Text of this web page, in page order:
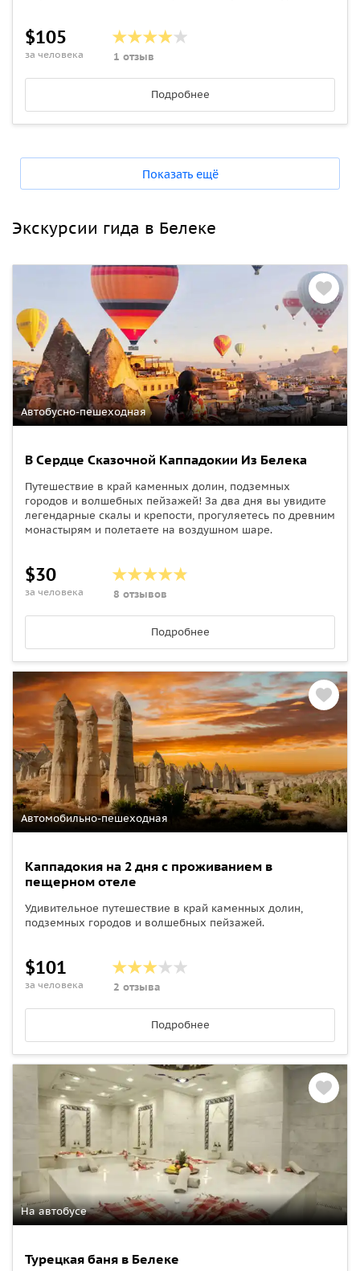
$105
за человека 1 отзыв
Подробнее
Показать ещё
Экскурсии гида в Белеке
Автобусно-пешеходная
В Cердце Cказочной Каппадокии Из Белека
Путешествие в край каменных долин, подземных
городов и волшебных пейзажей! За два дня вы увидите
легендарные скалы и крепости, прогуляетесь по древним
монастырям и полетаете на воздушном шаре.
$30
за человека 8 отзывов
Подробнее
Автомобильно-пешеходная
Каппадокия на 2 дня c проживанием в
пещерном отеле
Удивительное путешествие в край каменных долин,
подземных городов и волшебных пейзажей.
$101
за человека 2 отзыва
Подробнее
На автобусе
Турецкая баня в Белеке